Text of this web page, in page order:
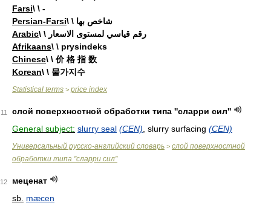
Farsi\ \ -
Persian-Farsi
\ \ شاخص بها
Arabic
\ \ رقم قياسي لمستوى الاسعار
Afrikaans\ \ prysindeks
Chinese\ \ 价 格 指 数
Korean\ \ 물가지수
Statistical terms > price index
11
слой поверхностной обработки типа ''сларри сил''
General subject: slurry seal (CEN) , slurry surfacing (CEN)
Универсальный русско-английский словарь > слой поверхностной
обработки типа ''сларри сил''
12
меценат
sb. mæcen